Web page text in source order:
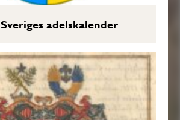
Sveriges adelskalender